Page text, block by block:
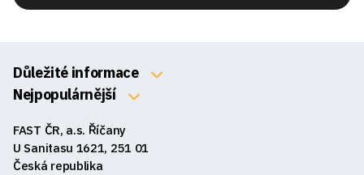
Důležité informace
O nás
Obchodní podmínky
Reklamace a vrácení zboží
Nejpopulárnější
Myši
Sluchátka
FAST ČR, a.s. Říčany
U Sanitasu 1621, 251 01
Česká republika